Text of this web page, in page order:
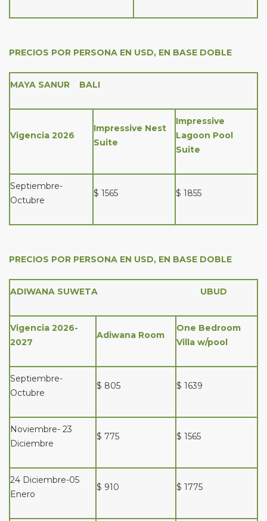
PRECIOS POR PERSONA EN USD, EN BASE DOBLE
MAYA SANUR BALI
Vigencia 2026
Impressive Nest
Suite
Impressive
Lagoon Pool
Suite
Septiembre-
Octubre
$ 1565 $ 1855
PRECIOS POR PERSONA EN USD, EN BASE DOBLE
ADIWANA SUWETA UBUD
Vigencia 2026-
2027
Adiwana Room
One Bedroom
Villa w/pool
Septiembre-
Octubre
$ 805 $ 1639
Noviembre- 23
Diciembre
$ 775 $ 1565
24 Diciembre-05
Enero
$ 910 $ 1775